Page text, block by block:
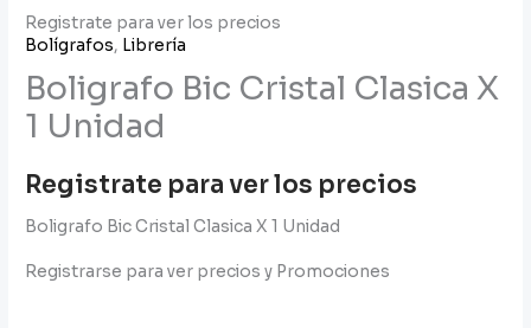
Registrate para ver los precios
Bolígrafos, Librería
Boligrafo Bic Cristal Clasica X
1 Unidad
Registrate para ver los precios
Boligrafo Bic Cristal Clasica X 1 Unidad
Registrarse para ver precios y Promociones